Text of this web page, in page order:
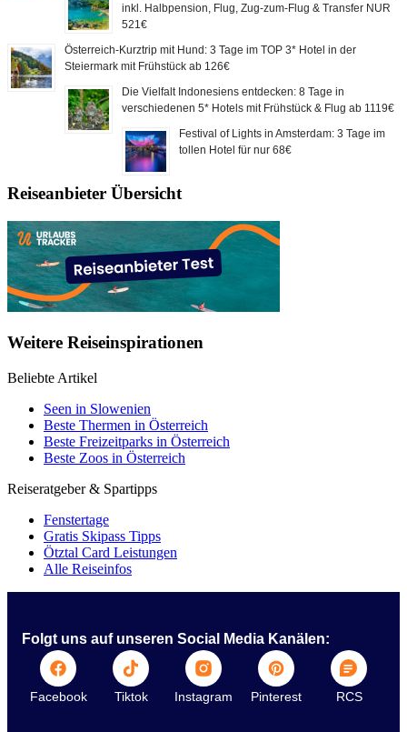
inkl. Halbpension, Flug, Zug-zum-Flug & Transfer NUR
521€
Österreich-Kurztrip mit Hund: 3 Tage im TOP 3* Hotel in der
Steiermark mit Frühstück ab 126€
Die Vielfalt Indonesiens entdecken: 8 Tage in
verschiedenen 5* Hotels mit Frühstück & Flug ab 1119€
Festival of Lights in Amsterdam: 3 Tage im
tollen Hotel für nur 68€
Reiseanbieter Übersicht
Weitere Reiseinspirationen
Beliebte Artikel
Seen in Slowenien
Beste Thermen in Österreich
Beste Freizeitparks in Österreich
Beste Zoos in Österreich
Reiseratgeber & Spartipps
Fenstertage
Gratis Skipass Tipps
Ötztal Card Leistungen
Alle Reiseinfos